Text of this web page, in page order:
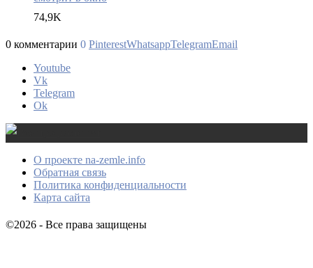
74,9K
0 комментарии 0 PinterestWhatsappTelegramEmail
Youtube
Vk
Telegram
Ok
О проекте na-zemle.info
Обратная связь
Политика конфиденциальности
Карта сайта
©2026 - Все права защищены